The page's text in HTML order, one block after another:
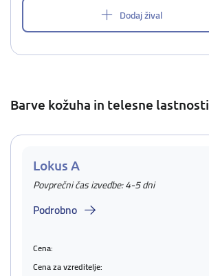
Dodaj žival
Barve kožuha in telesne lastnosti
Lokus A
Povprečni čas izvedbe: 4-5 dni
Podrobno
Cena:
Cena za vzreditelje: